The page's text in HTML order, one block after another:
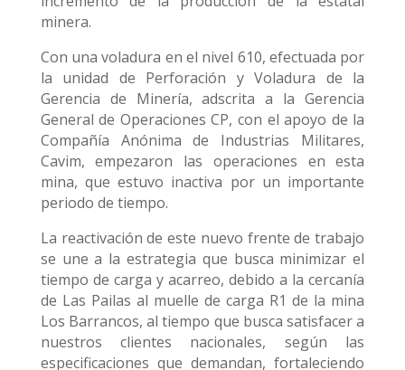
minera.
Con una voladura en el nivel 610, efectuada por
la unidad de Perforación y Voladura de la
Gerencia de Minería, adscrita a la Gerencia
General de Operaciones CP, con el apoyo de la
Compañía Anónima de Industrias Militares,
Cavim, empezaron las operaciones en esta
mina, que estuvo inactiva por un importante
periodo de tiempo.
La reactivación de este nuevo frente de trabajo
se une a la estrategia que busca minimizar el
tiempo de carga y acarreo, debido a la cercanía
de Las Pailas al muelle de carga R1 de la mina
Los Barrancos, al tiempo que busca satisfacer a
nuestros clientes nacionales, según las
especificaciones que demandan, fortaleciendo